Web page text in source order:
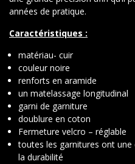
années de pratique.
Caractéristiques :
matériau- cuir
couleur noire
renforts en aramide
un matelassage longitudinal
garni de garniture
doublure en coton
Fermeture velcro – réglable
toutes les garnitures ont
la durabilité